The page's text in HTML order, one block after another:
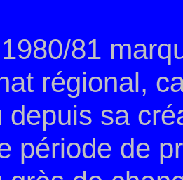
81
régional,
depuis sa
période de